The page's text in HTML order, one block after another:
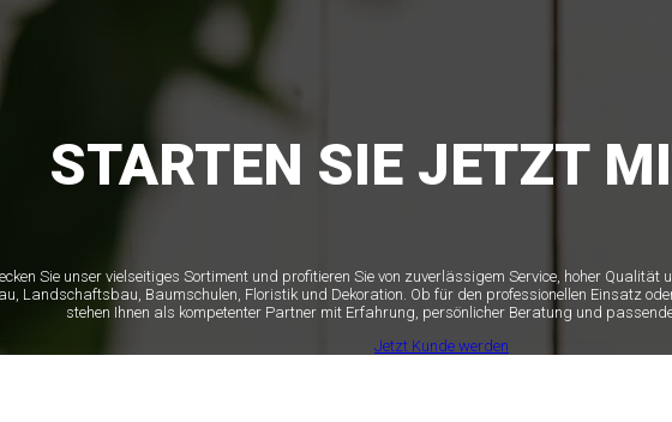
STARTEN SIE JETZT
Sie unser vielseitiges Sortiment und profitieren Sie von zuverlässigem Service, hoher
Landschaftsbau, Baumschulen, Floristik und Dekoration. Ob für den professionellen Einsatz
stehen Ihnen als kompetenter Partner mit Erfahrung, persönlicher Beratung und
Jetzt Kunde werden